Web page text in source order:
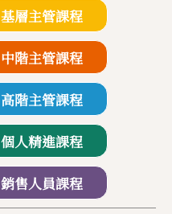
基層主管課程
中階主管課程
高階主管課程
個人精進課程
銷售人員課程